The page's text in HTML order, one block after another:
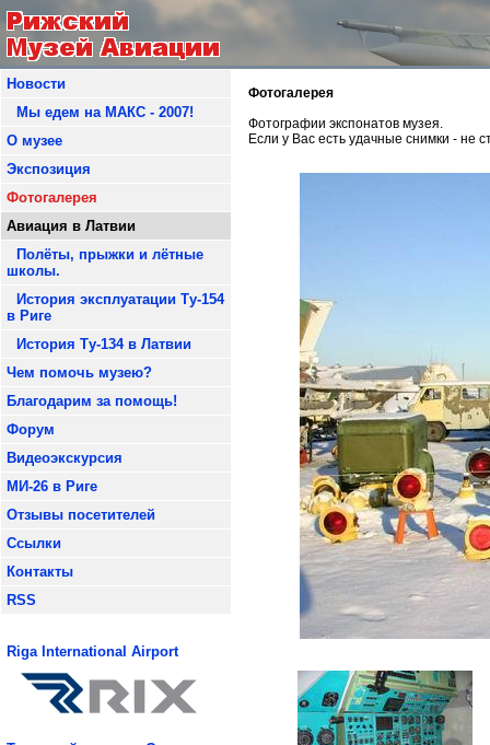
Новости
Мы едем на МАКС - 2007!
О музее
Экспозиция
Фотогалерея
Авиация в Латвии
Полёты, прыжки и лётные
школы.
История эксплуатации Ту-154
в Риге
История Ту-134 в Латвии
Чем помочь музею?
Благодарим за помощь!
Форум
Видеоэкскурсия
МИ-26 в Риге
Отзывы посетителей
Ссылки
Контакты
RSS
Riga International Airport
Фотогалерея
Фотографии экспонатов музея.
Если у Вас есть удачные снимки - не